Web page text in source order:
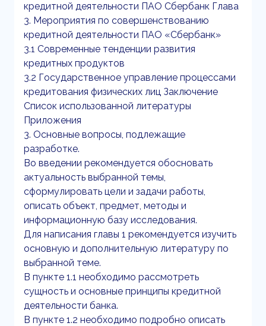
кредитной деятельности ПАО Сбербанк Глава
3. Мероприятия по совершенствованию
кредитной деятельности ПАО «Сбербанк»
3.1 Современные тенденции развития
кредитных продуктов
3.2 Государственное управление процессами
кредитования физических лиц Заключение
Список использованной литературы
Приложения
3. Основные вопросы, подлежащие
разработке.
Во введении рекомендуется обосновать
актуальность выбранной темы,
сформулировать цели и задачи работы,
описать объект, предмет, методы и
информационную базу исследования.
Для написания главы 1 рекомендуется изучить
основную и дополнительную литературу по
выбранной теме.
В пункте 1.1 необходимо рассмотреть
сущность и основные принципы кредитной
деятельности банка.
В пункте 1.2 необходимо подробно описать